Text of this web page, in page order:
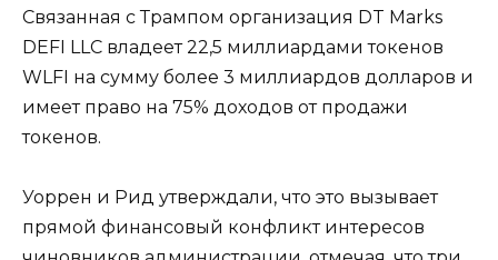
Связанная с Трампом организация DT Marks
DEFI LLC владеет 22,5 миллиардами токенов
WLFI на сумму более 3 миллиардов долларов и
имеет право на 75% доходов от продажи
токенов.
Уоррен и Рид утверждали, что это вызывает
прямой финансовый конфликт интересов